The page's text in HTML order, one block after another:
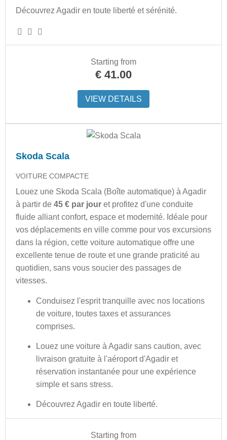
Découvrez Agadir en toute liberté et sérénité.
Starting from
€ 41.00
VIEW DETAILS
Skoda Scala
VOITURE COMPACTE
Louez une Skoda Scala (Boîte automatique) à Agadir
à partir de 45 € par jour et profitez d'une conduite
fluide alliant confort, espace et modernité. Idéale pour
vos déplacements en ville comme pour vos excursions
dans la région, cette voiture automatique offre une
excellente tenue de route et une grande praticité au
quotidien, sans vous soucier des passages de
vitesses.
Conduisez l'esprit tranquille avec nos locations
de voiture, toutes taxes et assurances
comprises.
Louez une voiture à Agadir sans caution, avec
livraison gratuite à l'aéroport d'Agadir et
réservation instantanée pour une expérience
simple et sans stress.
Découvrez Agadir en toute liberté.
Starting from